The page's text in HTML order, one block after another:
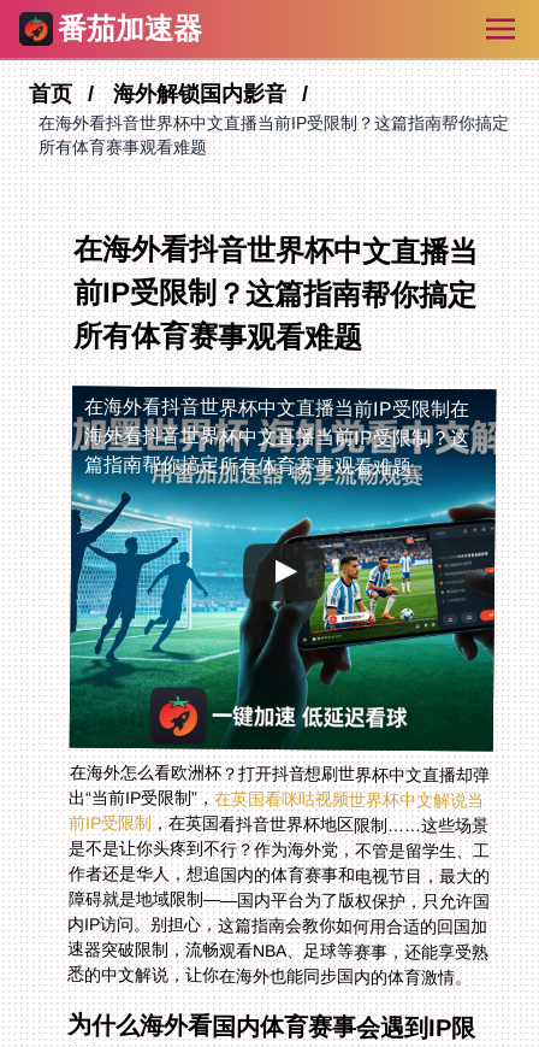
番茄加速器
首页 海外解锁国内影音
在海外看抖音世界杯中文直播当前IP受限制？这篇指南帮你搞定
所有体育赛事观看难题
在海外看抖音世界杯中文直播当
前IP受限制？这篇指南帮你搞定
所有体育赛事观看难题
在海外看抖音世界杯中文直播当前IP受限制在
海外看抖音世界杯中文直播当前IP受限制？这
篇指南帮你搞定所有体育赛事观看难题
在海外怎么看欧洲杯？打开抖音想刷世界杯中文直播却弹
出“当前IP受限制”，在英国看咪咕视频世界杯中文解说当
前IP受限制，在英国看抖音世界杯地区限制……这些场景
是不是让你头疼到不行？作为海外党，不管是留学生、工
作者还是华人，想追国内的体育赛事和电视节目，最大的
障碍就是地域限制——国内平台为了版权保护，只允许国
内IP访问。别担心，这篇指南会教你如何用合适的回国加
速器突破限制，流畅观看NBA、足球等赛事，还能享受熟
悉的中文解说，让你在海外也能同步国内的体育激情。
为什么海外看国内体育赛事会遇到IP限